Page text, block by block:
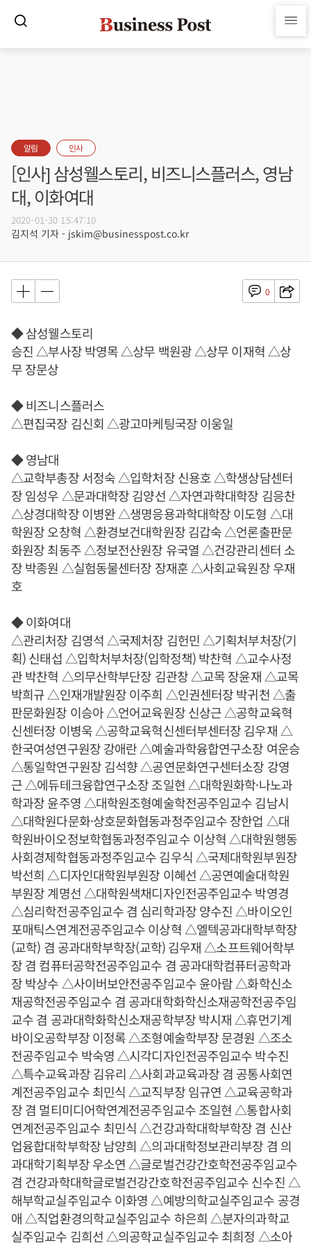
알림 인사
[인사] 삼성웰스토리, 비즈니스플러스, 영남
대, 이화여대
2020-01-30 15:47:10
김지석 기자 - jskim@businesspost.co.kr
0
◆ 삼성웰스토리
승진 △부사장 박영목 △상무 백원광 △상무 이재혁 △상
무 장문상
◆ 비즈니스플러스
△편집국장 김신회 △광고마케팅국장 이웅일
◆ 영남대
△교학부총장 서정숙 △입학처장 신용호 △학생상담센터
장 임성우 △문과대학장 김양선 △자연과학대학장 김응찬
△상경대학장 이병완 △생명응용과학대학장 이도형 △대
학원장 오창혁 △환경보건대학원장 김갑숙 △언론출판문
화원장 최동주 △정보전산원장 유국열 △건강관리센터 소
장 박종원 △실험동물센터장 장재훈 △사회교육원장 우재
호
◆ 이화여대
△관리처장 김영석 △국제처장 김헌민 △기획처부처장(기
획) 신태섭 △입학처부처장(입학정책) 박찬혁 △교수사정
관 박찬혁 △의무산학부단장 김관창 △교목 장윤재 △교목
박희규 △인재개발원장 이주희 △인권센터장 박귀천 △출
판문화원장 이승아 △언어교육원장 신상근 △공학교육혁
신센터장 이병욱 △공학교육혁신센터부센터장 김우재 △
한국여성연구원장 강애란 △예술과학융합연구소장 여운승
△통일학연구원장 김석향 △공연문화연구센터소장 강영
근 △에듀테크융합연구소장 조일현 △대학원화학·나노과
학과장 윤주영 △대학원조형예술학전공주임교수 김남시
△대학원다문화·상호문화협동과정주임교수 장한업 △대
학원바이오정보학협동과정주임교수 이상혁 △대학원행동
사회경제학협동과정주임교수 김우식 △국제대학원부원장
박선희 △디자인대학원부원장 이혜선 △공연예술대학원
부원장 계명선 △대학원색채디자인전공주임교수 박영경
△심리학전공주임교수 겸 심리학과장 양수진 △바이오인
포매틱스연계전공주임교수 이상혁 △엘텍공과대학부학장
(교학) 겸 공과대학부학장(교학) 김우재 △소프트웨어학부
장 겸 컴퓨터공학전공주임교수 겸 공과대학컴퓨터공학과
장 박상수 △사이버보안전공주임교수 윤아람 △화학신소
재공학전공주임교수 겸 공과대학화학신소재공학전공주임
교수 겸 공과대학화학신소재공학부장 박시재 △휴먼기계
바이오공학부장 이정록 △조형예술학부장 문경원 △조소
전공주임교수 박숙영 △시각디자인전공주임교수 박수진
△특수교육과장 김유리 △사회과교육과장 겸 공통사회연
계전공주임교수 최민식 △교직부장 임규연 △교육공학과
장 겸 멀티미디어학연계전공주임교수 조일현 △통합사회
연계전공주임교수 최민식 △건강과학대학부학장 겸 신산
업융합대학부학장 남양희 △의과대학정보관리부장 겸 의
과대학기획부장 우소연 △글로벌건강간호학전공주임교수
겸 건강과학대학글로벌건강간호학전공주임교수 신수진 △
해부학교실주임교수 이화영 △예방의학교실주임교수 공경
애 △직업환경의학교실주임교수 하은희 △분자의과학교
실주임교수 김희선 △의공학교실주임교수 최희정 △소아